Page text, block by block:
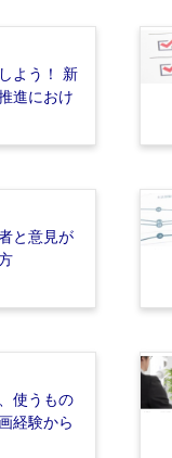
よう！ 新
進におけ
と意見が
使うもの
経験から